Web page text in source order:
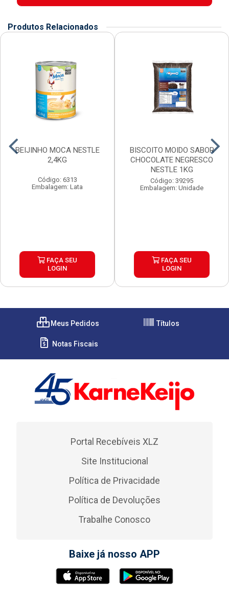
Produtos Relacionados
BEIJINHO MOCA NESTLE
2,4KG
Código: 6313
Embalagem: Lata
FAÇA SEU
LOGIN
BISCOITO MOIDO SABOR
CHOCOLATE NEGRESCO
NESTLE 1KG
Código: 39295
Embalagem: Unidade
FAÇA SEU
LOGIN
Meus Pedidos Títulos
Notas Fiscais
Portal Recebíveis XLZ
Site Institucional
Política de Privacidade
Política de Devoluções
Trabalhe Conosco
Baixe já nosso APP